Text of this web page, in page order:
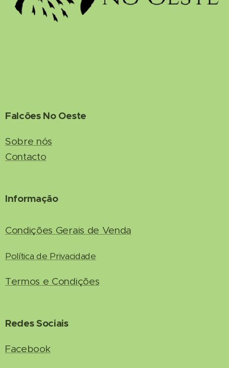
Falcões No Oeste
Sobre nós
Contacto
Informação
Condições Gerais de Venda
Política de Privacidade
Termos e Condições
Redes Sociais
Facebook